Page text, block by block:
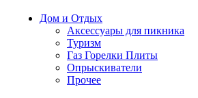
Дом и Отдых
Аксессуары для пикника
Туризм
Газ Горелки Плиты
Опрыскиватели
Прочее